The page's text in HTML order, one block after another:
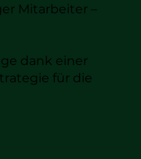
Mitarbeiter –
dank einer
für die